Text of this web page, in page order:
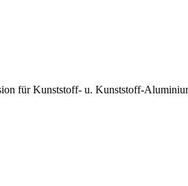
für Kunststoff- u. Kunststoff-